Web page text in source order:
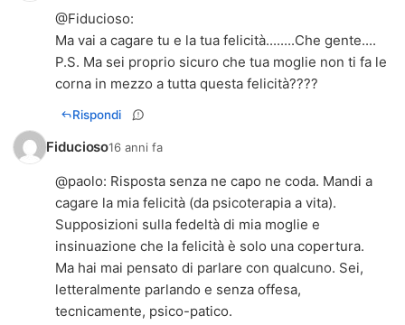
@Fiducioso:
Ma vai a cagare tu e la tua felicità........Che gente....
P.S. Ma sei proprio sicuro che tua moglie non ti fa le
corna in mezzo a tutta questa felicità????
Rispondi
Fiducioso16 anni fa
@paolo: Risposta senza ne capo ne coda. Mandi a
cagare la mia felicità (da psicoterapia a vita).
Supposizioni sulla fedeltà di mia moglie e
insinuazione che la felicità è solo una copertura.
Ma hai mai pensato di parlare con qualcuno. Sei,
letteralmente parlando e senza offesa,
tecnicamente, psico-patico.